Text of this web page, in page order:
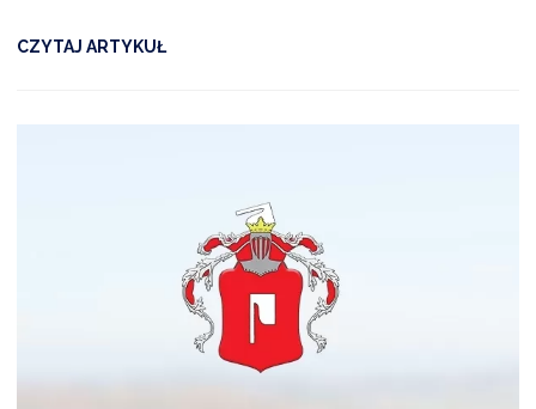
CZYTAJ ARTYKUŁ